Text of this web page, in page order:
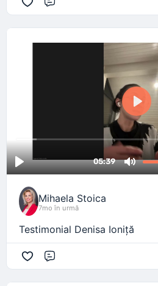
Mihaela Stoica
7mo în urmă
Testimonial Denisa Ioniță